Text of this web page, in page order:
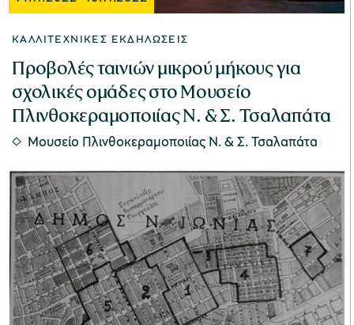
ΚΑΛΛΙΤΕΧΝΙΚΈΣ ΕΚΔΗΛΏΣΕΙΣ
Προβολές ταινιών μικρού μήκους για
σχολικές ομάδες στο Μουσείο
Πλινθοκεραμοποιίας Ν. & Σ. Τσαλαπάτα
Μουσείο Πλινθοκεραμοποιίας N. & Σ. Τσαλαπάτα